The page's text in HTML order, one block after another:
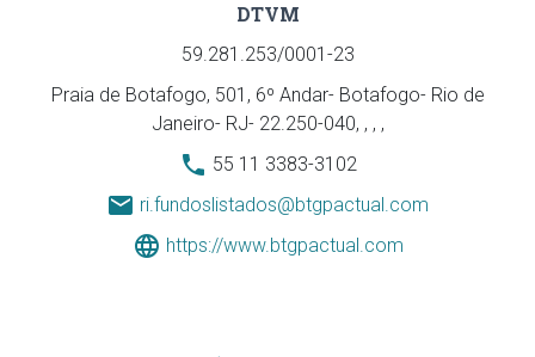
DTVM
59.281.253/0001-23
Praia de Botafogo, 501, 6º Andar- Botafogo- Rio de
Janeiro- RJ- 22.250-040, , , ,
55 11 3383-3102
ri.fundoslistados@btgpactual.com
https://www.btgpactual.com